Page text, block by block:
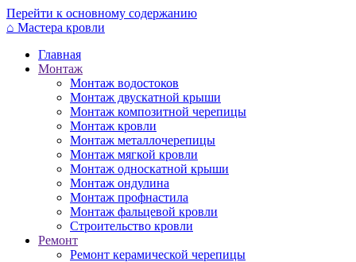
Перейти к основному содержанию
⌂ Мастера кровли
Главная
Монтаж
Монтаж водостоков
Монтаж двускатной крыши
Монтаж композитной черепицы
Монтаж кровли
Монтаж металлочерепицы
Монтаж мягкой кровли
Монтаж односкатной крыши
Монтаж ондулина
Монтаж профнастила
Монтаж фальцевой кровли
Строительство кровли
Ремонт
Ремонт керамической черепицы